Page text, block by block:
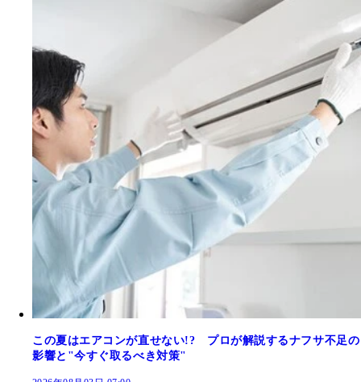
この夏はエアコンが直せない!? プロが解説するナフサ不足の
影響と"今すぐ取るべき対策"